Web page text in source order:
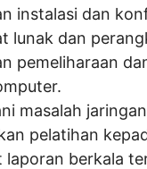
instalasi dan
lunak dan
pemeliharaan
masalah
pelatihan
laporan berkala